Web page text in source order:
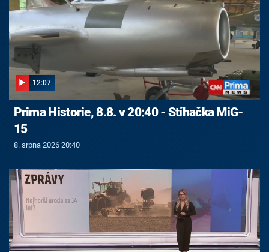
12:07
Prima Historie, 8.8. v 20:40 - Stíhačka MiG-
15
8. srpna 2026 20:40